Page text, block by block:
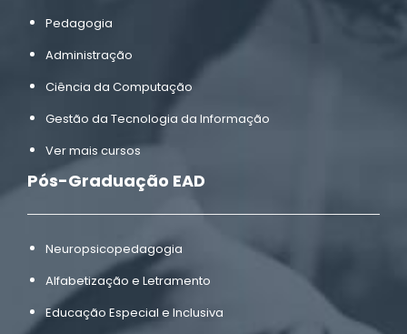
Pedagogia
Administração
Ciência da Computação
Gestão da Tecnologia da Informação
Ver mais cursos
Pós-Graduação EAD
Neuropsicopedagogia
Alfabetização e Letramento
Educação Especial e Inclusiva